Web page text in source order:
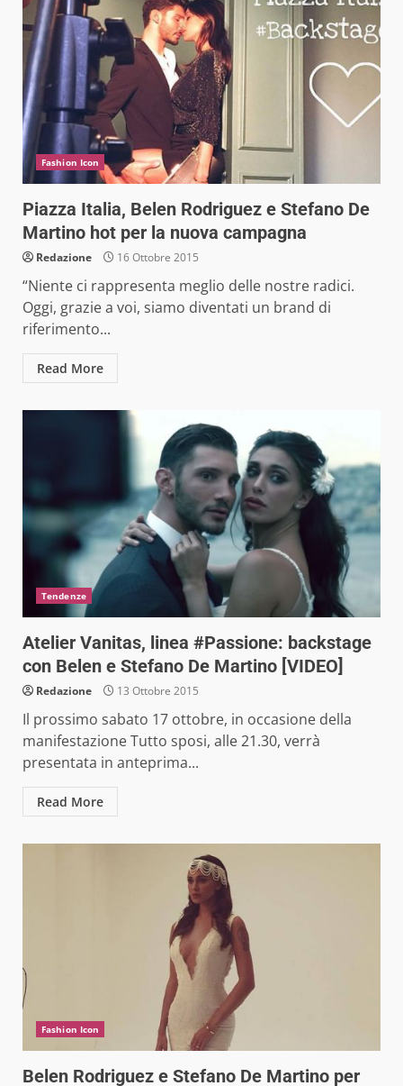
Fashion Icon
Piazza Italia, Belen Rodriguez e Stefano De
Martino hot per la nuova campagna
Redazione 16 Ottobre 2015
“Niente ci rappresenta meglio delle nostre radici.
Oggi, grazie a voi, siamo diventati un brand di
riferimento...
Read More
Tendenze
Atelier Vanitas, linea #Passione: backstage
con Belen e Stefano De Martino [VIDEO]
Redazione 13 Ottobre 2015
Il prossimo sabato 17 ottobre, in occasione della
manifestazione Tutto sposi, alle 21.30, verrà
presentata in anteprima...
Read More
Fashion Icon
Belen Rodriguez e Stefano De Martino per